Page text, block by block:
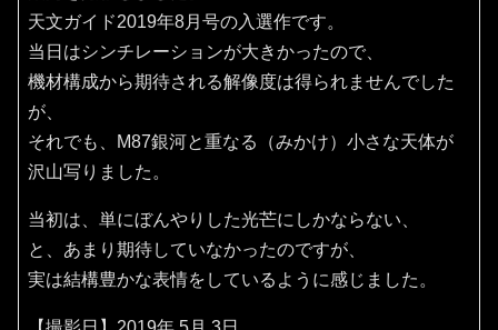
天文ガイド2019年8月号の入選作です。
当日はシンチレーションが大きかったので、
機材構成から期待される解像度は得られませんでした
が、
それでも、M87銀河と重なる（みかけ）小さな天体が
沢山写りました。
当初は、単にぼんやりした光芒にしかならない、
と、あまり期待していなかったのですが、
実は結構豊かな表情をしているように感じました。